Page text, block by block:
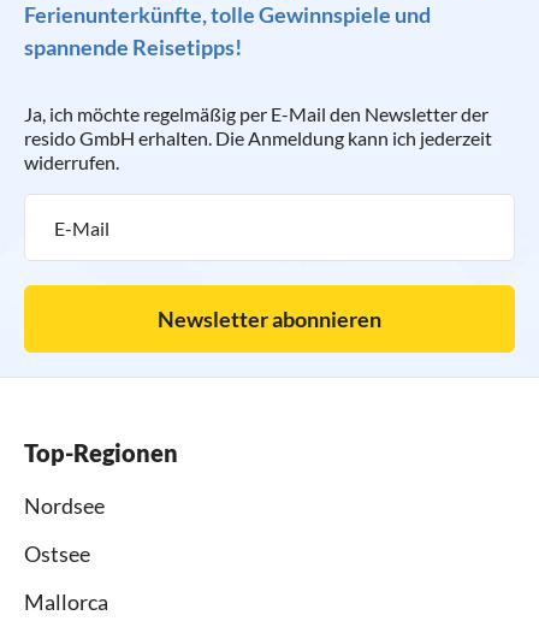
Ferienunterkünfte, tolle Gewinnspiele und
spannende Reisetipps!
Ja, ich möchte regelmäßig per E-Mail den Newsletter der
resido GmbH erhalten. Die Anmeldung kann ich jederzeit
widerrufen.
Newsletter abonnieren
Top-Regionen
Nordsee
Ostsee
Mallorca